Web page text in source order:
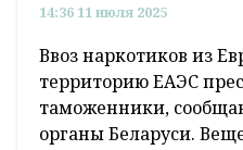
14:36 11 июля 2025